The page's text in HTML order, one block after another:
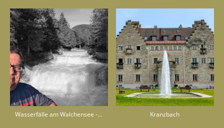
Wasserfälle am Walchensee - Wasserkraftwerk Kranzbach